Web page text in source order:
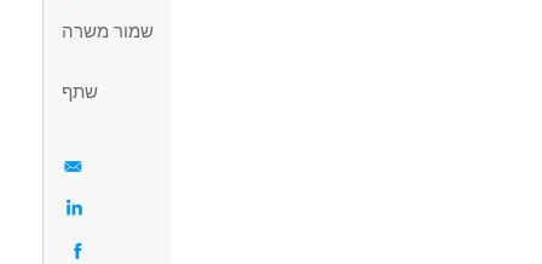
מאפייני משרה
משרה מלאה
שמור משרה
שתף